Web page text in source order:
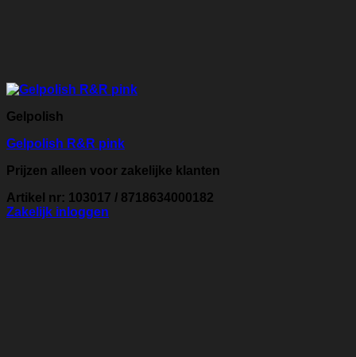
Gelpolish
Gelpolish R&R pink
Prijzen alleen voor zakelijke klanten
Artikel nr: 103017 / 8718634000182
Zakelijk inloggen